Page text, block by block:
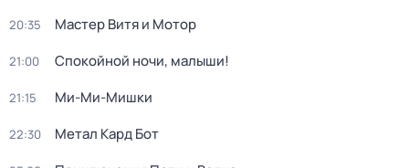
20:35 Мастер Витя и Мотор
21:00 Спокойной ночи, малыши!
21:15 Ми-Ми-Мишки
22:30 Метал Кард Бот